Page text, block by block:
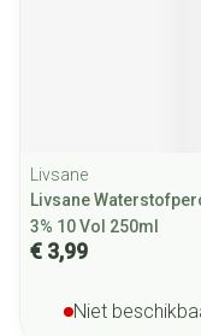
Livsane
Livsane
3% 10 Vol 250ml
€ 3,99
Niet